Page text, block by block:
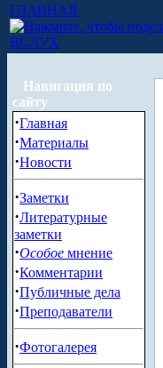
ГЛАВНАЯ
ВСЛУХ
Навигация по
сайту
·Главная
·Материалы
·Новости
·Заметки
·Литературные
заметки
·Особое мнение
·Комментарии
·Публичные дела
·Преподаватели
·Фотогалерея